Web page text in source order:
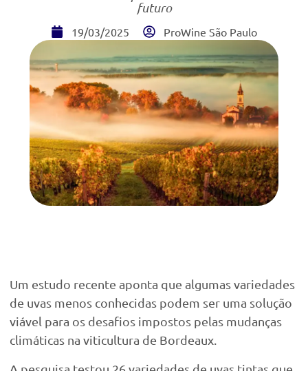
futuro
19/03/2025 ProWine São Paulo
Um estudo recente aponta que algumas variedades
de uvas menos conhecidas podem ser uma solução
viável para os desafios impostos pelas mudanças
climáticas na viticultura de Bordeaux.